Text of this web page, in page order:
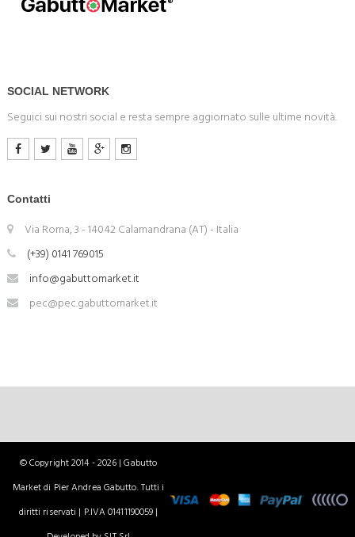
SOCIAL NETWORK
Seguici sui nostri social e resta sempre aggiornato sulle ultime novità.
Contatti
Via Roma, 3 - 14042 Calamandrana (AT) - Italia
(+39) 0141 769015
info@gabuttomarket.it
pec@pec.gabuttomarket.it
© Copyright 2014 - 2026 | Gabutto
Market di Pier Andrea Gabutto. Tutti i
diritti riservati | P.IVA 01411190059 |